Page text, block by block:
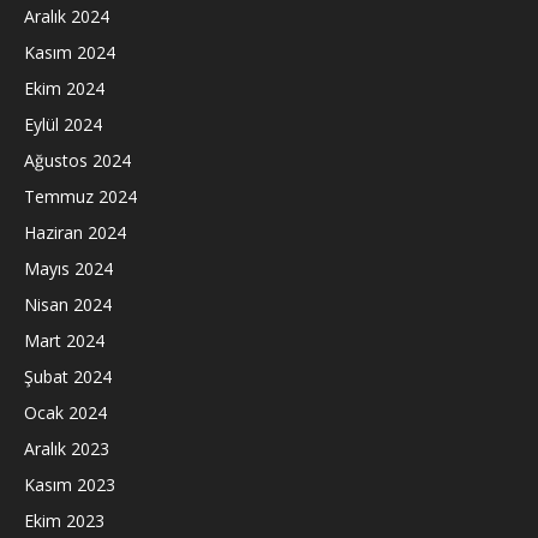
Aralık 2024
Kasım 2024
Ekim 2024
Eylül 2024
Ağustos 2024
Temmuz 2024
Haziran 2024
Mayıs 2024
Nisan 2024
Mart 2024
Şubat 2024
Ocak 2024
Aralık 2023
Kasım 2023
Ekim 2023